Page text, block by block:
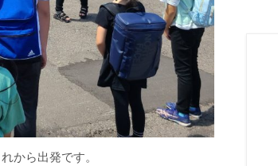
から出発です。